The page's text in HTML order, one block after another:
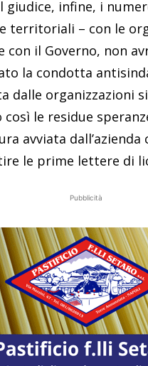
giudice, infine, i
territoriali – con le
con il Governo, non
la condotta
dalle organizzazioni
così le residue
avviata dall’azienda
le prime lettere di
Pubblicità